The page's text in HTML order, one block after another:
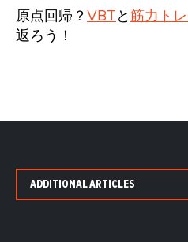
原点回帰？ VBT と 筋力ト
返ろう！
ADDITIONAL ARTICLES